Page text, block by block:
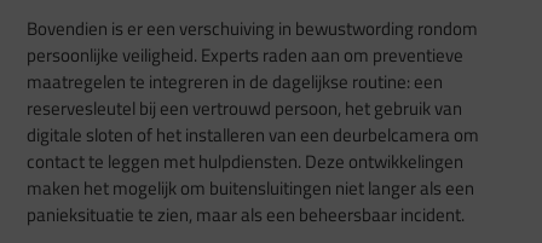
Bovendien is er een verschuiving in bewustwording rondom
persoonlijke veiligheid. Experts raden aan om preventieve
maatregelen te integreren in de dagelijkse routine: een
reservesleutel bij een vertrouwd persoon, het gebruik van
digitale sloten of het installeren van een deurbelcamera om
contact te leggen met hulpdiensten. Deze ontwikkelingen
maken het mogelijk om buitensluitingen niet langer als een
panieksituatie te zien, maar als een beheersbaar incident.